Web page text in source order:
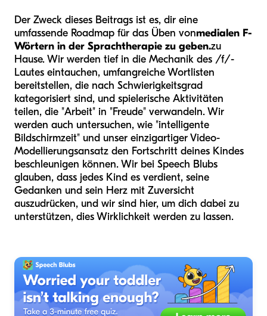
Der Zweck dieses Beitrags ist es, dir eine
umfassende Roadmap für das Üben vonmedialen F-
Wörtern in der Sprachtherapie zu geben.zu
Hause. Wir werden tief in die Mechanik des /f/-
Lautes eintauchen, umfangreiche Wortlisten
bereitstellen, die nach Schwierigkeitsgrad
kategorisiert sind, und spielerische Aktivitäten
teilen, die "Arbeit" in "Freude" verwandeln. Wir
werden auch untersuchen, wie "intelligente
Bildschirmzeit" und unser einzigartiger Video-
Modellierungsansatz den Fortschritt deines Kindes
beschleunigen können. Wir bei Speech Blubs
glauben, dass jedes Kind es verdient, seine
Gedanken und sein Herz mit Zuversicht
auszudrücken, und wir sind hier, um dich dabei zu
unterstützen, dies Wirklichkeit werden zu lassen.